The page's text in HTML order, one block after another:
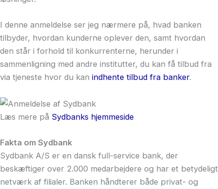
I denne anmeldelse ser jeg nærmere på, hvad banken
tilbyder, hvordan kunderne oplever den, samt hvordan
den står i forhold til konkurrenterne, herunder i
sammenligning med andre institutter, du kan få tilbud fra
via tjeneste hvor du kan indhente tilbud fra banker.
Læs mere på Sydbanks hjemmeside
Fakta om Sydbank
Sydbank A/S er en dansk full-service bank, der
beskæftiger over 2.000 medarbejdere og har et betydeligt
netværk af filialer. Banken håndterer både privat- og